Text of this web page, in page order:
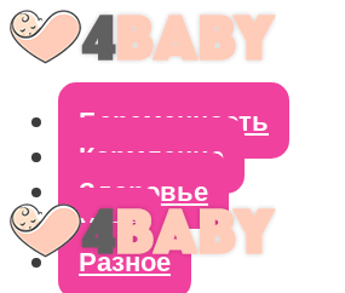
Беременность
Кормление
Здоровье
Уход
Разное